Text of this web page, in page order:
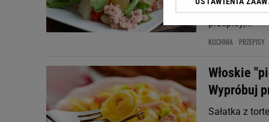
przepisy,...
KUCHNIA PRZEPISY
Włoskie
Wypróbuj
Sałatka z
Klikając „Akceptuję”
dotyczące plików
odnośnik „Ustawienia
My, nasi Zaufani
Użycie dokładnych
Przechowywanie